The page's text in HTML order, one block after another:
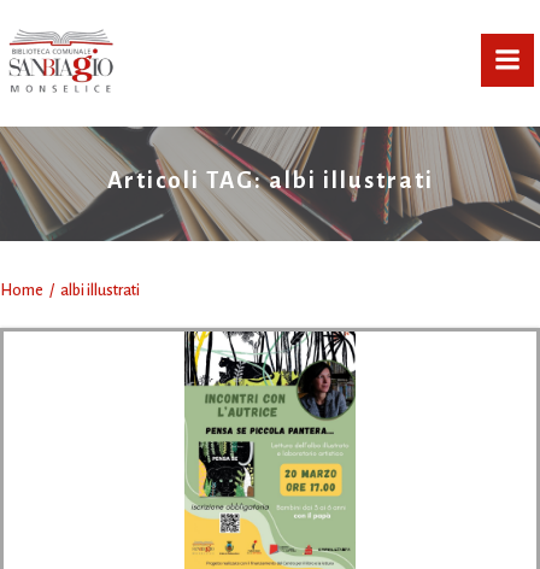
Articoli TAG: albi illustrati
Home albi illustrati